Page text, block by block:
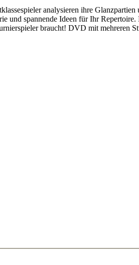
analysieren ihre
und spannende Ideen für Ihr
braucht! DVD mit mehreren